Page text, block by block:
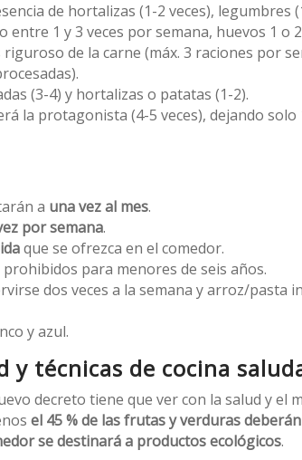
de hortalizas (1-2 veces), legumbres
entre 1 y 3 veces por semana, huevos 1 o
de la carne (máx. 3 raciones por
(3-4) y hortalizas o patatas (1-2).
la protagonista (4-5 veces), dejando solo
a una vez al mes.
por semana.
que se ofrezca en el comedor.
para menores de seis años.
dos veces a la semana y arroz/pasta
y azul.
y técnicas de cocina
decreto tiene que ver con la salud y el
el 45 % de las frutas y verduras
se destinará a productos ecológicos.